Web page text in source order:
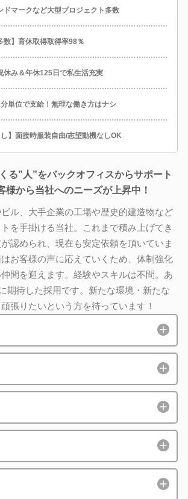
ドマークなど大型プロジェクト多数
数】育休取得取得率98％
休み＆年休125日で私生活充実
分単位で支給！無理な働き方はナシ
し】面接時服装自由/志望動機なしOK
る”人”をバックオフィスからサポート
様から当社へのニーズが上昇中！
ル、大手企業の工場や歴史的建造物など
を手掛ける当社。これまで積み上げてき
認められ、現在も安定依頼を頂いていま
お客様の声に応えていくため、体制強化
間を迎えます。経験やスキルは不問。あ
期待した採用です。新たな環境・新たな
張りたいという方を待っています！